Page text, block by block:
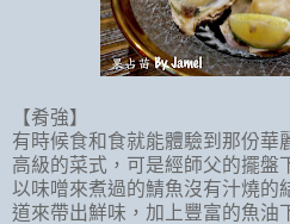
【肴強】
有時候食和食就能體驗到那份華
高級的菜式，可是經師父的擺盤
以味噌來煮過的鯖魚沒有汁燒的
道來帶出鮮味，加上豐富的魚油